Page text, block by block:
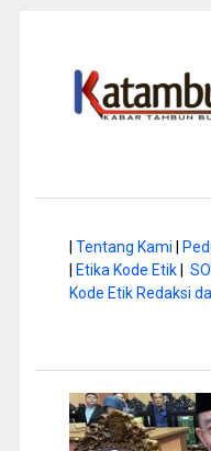
Tentang Kami
Etika Kode Etik|
Kode Etik Redaksi